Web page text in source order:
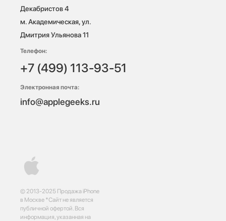
© 2013-2025 Продажа iPhone
в Москве *Сайт не является
публичной офертой. Вся
информация, указанная на
Декабристов 4
м. Академическая, ул.
Дмитрия Ульянова 11
Телефон:
+7 (499) 113-93-51
Электронная почта:
info@applegeeks.ru